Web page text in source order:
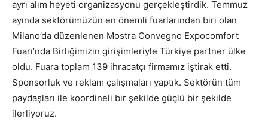
ayrı alım heyeti organizasyonu gerçekleştirdik. Temmuz
ayında sektörümüzün en önemli fuarlarından biri olan
Milano’da düzenlenen Mostra Convegno Expocomfort
Fuarı’nda Birliğimizin girişimleriyle Türkiye partner ülke
oldu. Fuara toplam 139 ihracatçı firmamız iştirak etti.
Sponsorluk ve reklam çalışmaları yaptık. Sektörün tüm
paydaşları ile koordineli bir şekilde güçlü bir şekilde
ilerliyoruz.